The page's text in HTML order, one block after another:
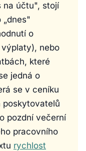
na účtu", stojí
„dnes"
o
nebo
které
jedná o
se v ceníku
poskytovatelů
pozdní večerní
pracovního
rychlost